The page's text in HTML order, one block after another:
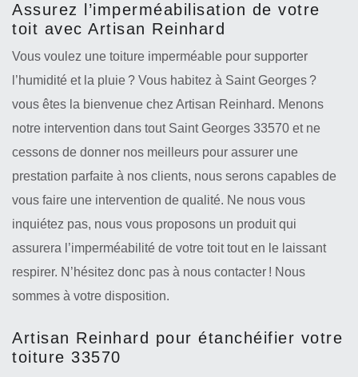
Assurez l’imperméabilisation de votre
toit avec Artisan Reinhard
Vous voulez une toiture imperméable pour supporter
l’humidité et la pluie ? Vous habitez à Saint Georges ?
vous êtes la bienvenue chez Artisan Reinhard. Menons
notre intervention dans tout Saint Georges 33570 et ne
cessons de donner nos meilleurs pour assurer une
prestation parfaite à nos clients, nous serons capables de
vous faire une intervention de qualité. Ne nous vous
inquiétez pas, nous vous proposons un produit qui
assurera l’imperméabilité de votre toit tout en le laissant
respirer. N’hésitez donc pas à nous contacter ! Nous
sommes à votre disposition.
Artisan Reinhard pour étanchéifier votre
toiture 33570